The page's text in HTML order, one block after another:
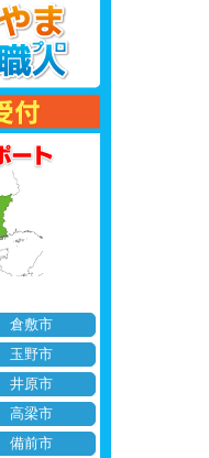
倉敷市
玉野市
井原市
高梁市
備前市